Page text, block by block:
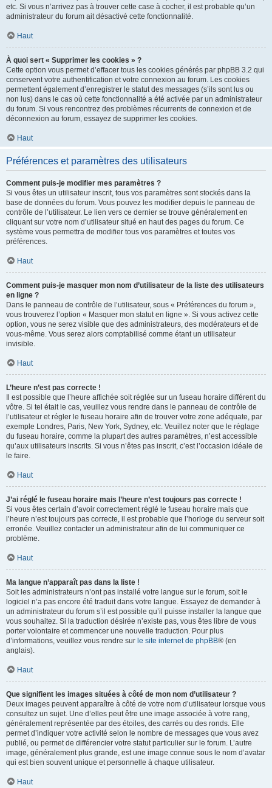
etc. Si vous n’arrivez pas à trouver cette case à cocher, il est probable qu’un
administrateur du forum ait désactivé cette fonctionnalité.
Haut
À quoi sert « Supprimer les cookies » ?
Cette option vous permet d’effacer tous les cookies générés par phpBB 3.2 qui
conservent votre authentification et votre connexion au forum. Les cookies
permettent également d’enregistrer le statut des messages (s’ils sont lus ou
non lus) dans le cas où cette fonctionnalité a été activée par un administrateur
du forum. Si vous rencontrez des problèmes récurrents de connexion et de
déconnexion au forum, essayez de supprimer les cookies.
Haut
Préférences et paramètres des utilisateurs
Comment puis-je modifier mes paramètres ?
Si vous êtes un utilisateur inscrit, tous vos paramètres sont stockés dans la
base de données du forum. Vous pouvez les modifier depuis le panneau de
contrôle de l’utilisateur. Le lien vers ce dernier se trouve généralement en
cliquant sur votre nom d’utilisateur situé en haut des pages du forum. Ce
système vous permettra de modifier tous vos paramètres et toutes vos
préférences.
Haut
Comment puis-je masquer mon nom d’utilisateur de la liste des utilisateurs
en ligne ?
Dans le panneau de contrôle de l’utilisateur, sous « Préférences du forum »,
vous trouverez l’option « Masquer mon statut en ligne ». Si vous activez cette
option, vous ne serez visible que des administrateurs, des modérateurs et de
vous-même. Vous serez alors comptabilisé comme étant un utilisateur
invisible.
Haut
L’heure n’est pas correcte !
Il est possible que l’heure affichée soit réglée sur un fuseau horaire différent du
vôtre. Si tel était le cas, veuillez vous rendre dans le panneau de contrôle de
l’utilisateur et régler le fuseau horaire afin de trouver votre zone adéquate, par
exemple Londres, Paris, New York, Sydney, etc. Veuillez noter que le réglage
du fuseau horaire, comme la plupart des autres paramètres, n’est accessible
qu’aux utilisateurs inscrits. Si vous n’êtes pas inscrit, c’est l’occasion idéale de
le faire.
Haut
J’ai réglé le fuseau horaire mais l’heure n’est toujours pas correcte !
Si vous êtes certain d’avoir correctement réglé le fuseau horaire mais que
l’heure n’est toujours pas correcte, il est probable que l’horloge du serveur soit
erronée. Veuillez contacter un administrateur afin de lui communiquer ce
problème.
Haut
Ma langue n’apparaît pas dans la liste !
Soit les administrateurs n’ont pas installé votre langue sur le forum, soit le
logiciel n’a pas encore été traduit dans votre langue. Essayez de demander à
un administrateur du forum s’il est possible qu’il puisse installer la langue que
vous souhaitez. Si la traduction désirée n’existe pas, vous êtes libre de vous
porter volontaire et commencer une nouvelle traduction. Pour plus
d’informations, veuillez vous rendre sur le site internet de phpBB® (en
anglais).
Haut
Que signifient les images situées à côté de mon nom d’utilisateur ?
Deux images peuvent apparaître à côté de votre nom d’utilisateur lorsque vous
consultez un sujet. Une d’elles peut être une image associée à votre rang,
généralement représentée par des étoiles, des carrés ou des ronds. Elle
permet d’indiquer votre activité selon le nombre de messages que vous avez
publié, ou permet de différencier votre statut particulier sur le forum. L’autre
image, généralement plus grande, est une image connue sous le nom d’avatar
qui est bien souvent unique et personnelle à chaque utilisateur.
Haut